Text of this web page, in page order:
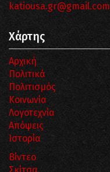
katiousa.gr@gmail.com
Χάρτης
Αρχική
Πολιτικά
Πολιτισμός
Κοινωνία
Λογοτεχνία
Απόψεις
Ιστορία
Βίντεο